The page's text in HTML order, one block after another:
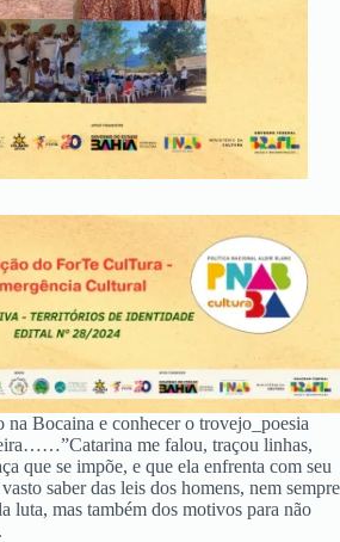
Bocaina e conhecer o trovejo_poesia
me falou, traçou linhas,
que se impõe, e que ela enfrenta com seu
saber das leis dos homens, nem sempre
luta, mas também dos motivos para não